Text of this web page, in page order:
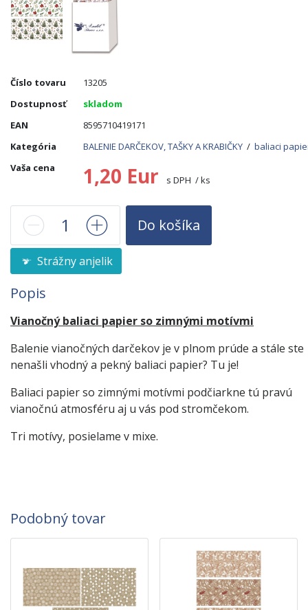
Číslo tovaru
13205
Dostupnosť
skladom
EAN
8595710419171
Kategória
BALENIE DARČEKOV, TAŠKY A KRABIČKY / baliaci
Vaša cena
1,20 Eur s DPH / ks
Do košíka
Strážny anjelik
Popis
Vianočný baliaci papier so zimnými motívmi
Balenie vianočných darčekov je v plnom prúde a stále ste
nenašli vhodný a pekný baliaci papier? Tu je!
Baliaci papier so zimnými motívmi podčiarkne tú pravú
vianočnú atmosféru aj u vás pod stromčekom.
Tri motívy, posielame v mixe.
Podobný tovar